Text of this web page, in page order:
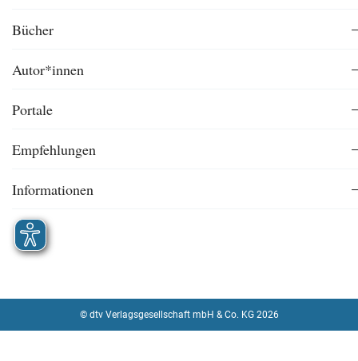
Bücher
Autor*innen
Portale
Empfehlungen
Informationen
© dtv Verlagsgesellschaft mbH & Co. KG 2026